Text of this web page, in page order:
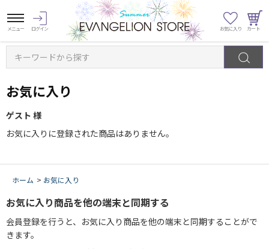
キーワードから探す
お気に入り
ゲスト 様
お気に入りに登録された商品はありません。
ホーム > お気に入り
お気に入り商品を他の端末と同期する
会員登録を行うと、お気に入り商品を他の端末と同期することがで
きます。